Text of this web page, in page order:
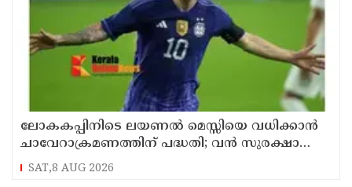
ലോകകപ്പിനിടെ ലയണല്‍ മെസ്സിയെ വധിക്കാൻ
ചാവേറാക്രമണത്തിന് പദ്ധതി; വൻ സുരക്ഷാ
ഭീഷണി പുറത്ത്
SAT,8 AUG 2026